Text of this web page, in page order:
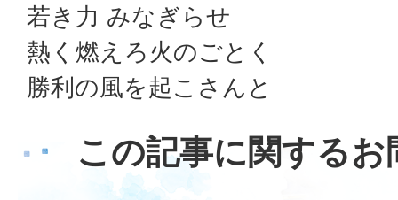
若き力 みなぎらせ
熱く燃えろ火のごとく
勝利の風を起こさんと
この記事に関する